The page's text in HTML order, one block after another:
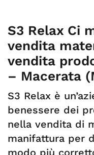
S3 Relax Ci
vendita
vendita
– Macerata
S3 Relax è
benessere dei
nella vendita di
manifattura per
modo più